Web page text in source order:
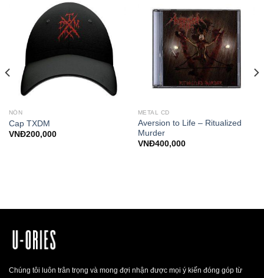
NÓN
Cap TXDM
VNĐ200,000
METAL CD
Aversion to Life – Ritualized
Murder
VNĐ400,000
Chúng tôi luôn trân trọng và mong đợi nhận được mọi ý kiến đóng góp từ